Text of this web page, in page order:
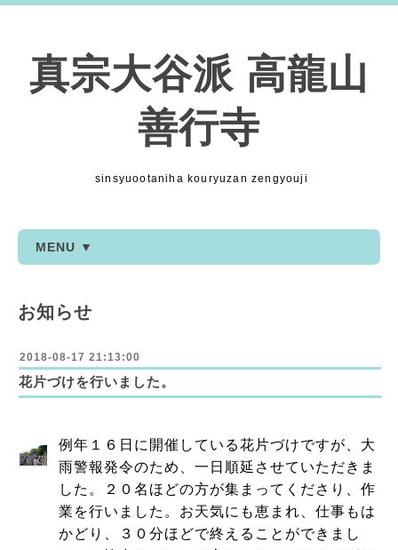
真宗大谷派 高龍山
善行寺
sinsyuootaniha kouryuzan zengyouji
MENU ▼
お知らせ
2018-08-17 21:13:00
花片づけを行いました。
例年１６日に開催している花片づけですが、大
雨警報発令のため、一日順延させていただきま
した。２０名ほどの方が集まってくださり、作
業を行いました。お天気にも恵まれ、仕事もは
かどり、３０分ほどで終えることができまし